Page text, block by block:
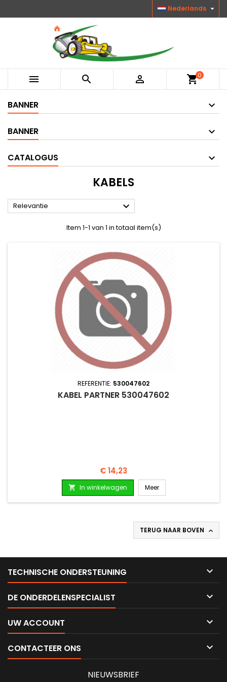
Nederlands 
   shopping_cart0
BANNER
BANNER
CATALOGUS
KABELS
Relevantie 
Item 1-1 van 1 in totaal item(s)
REFERENTIE: 530047602
KABEL PARTNER 530047602
Prijs
€ 14,23
 In winkelwagen Meer
TERUG NAAR BOVEN 
TECHNISCHE ONDERSTEUNING 
DE ONDERDELENSPECIALIST 
UW ACCOUNT 
CONTACTEER ONS 
NIEUWSBRIEF